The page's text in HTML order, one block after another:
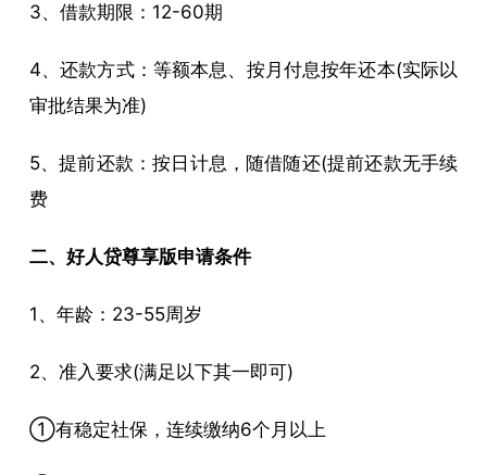
3、借款期限：12-60期
4、还款方式：等额本息、按月付息按年还本(实际以
审批结果为准)
5、提前还款：按日计息，随借随还(提前还款无手续
费
二、好人贷尊享版申请条件
1、年龄：23-55周岁
2、准入要求(满足以下其一即可)
①有稳定社保，连续缴纳6个月以上